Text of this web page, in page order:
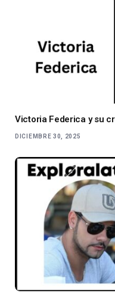
Victoria Federica y su
DICIEMBRE 30, 2025